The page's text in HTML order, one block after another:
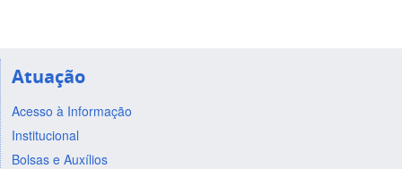
Atuação
Acesso à Informação
Institucional
Bolsas e Auxílios